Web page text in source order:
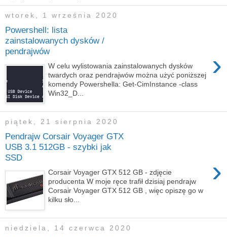
wtorek, 1 września 2020
Powershell: lista
zainstalowanych dysków /
pendrajwów
›
W celu wylistowania zainstalowanych dysków
twardych oraz pendrajwów można użyć poniższej
komendy Powershella: Get-CimInstance -class
Win32_D...
piątek, 21 sierpnia 2020
Pendrajw Corsair Voyager GTX
USB 3.1 512GB - szybki jak
SSD
›
Corsair Voyager GTX 512 GB - zdjęcie
producenta W moje ręce trafił dzisiaj pendrajw
Corsair Voyager GTX 512 GB , więc opiszę go w
kilku sło...
niedziela, 14 czerwca 2020